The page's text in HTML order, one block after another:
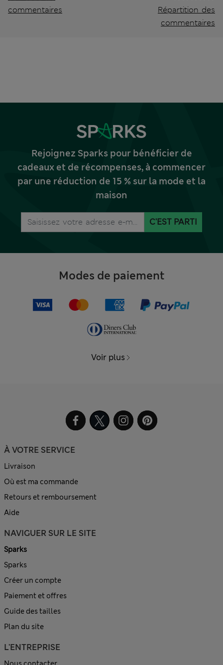
commentaires
Répartition des
commentaires
Rejoignez Sparks pour bénéficier de
cadeaux et de récompenses, à commencer
par une réduction de 15 % sur la mode et la
maison
C'EST PARTI
Modes de paiement
Voir plus
À VOTRE SERVICE
Livraison
Où est ma commande
Retours et remboursement
Aide
NAVIGUER SUR LE SITE
Sparks
Sparks
Créer un compte
Paiement et offres
Guide des tailles
Plan du site
L'ENTREPRISE